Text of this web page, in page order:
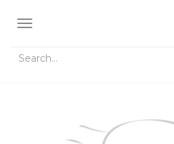
TOGGLE NAVIGATION
Search for: